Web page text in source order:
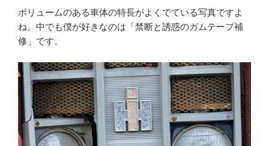
ボリュームのある車体の特長がよくでている写真ですよ
ね。中でも僕が好きなのは「禁断と誘惑のガムテープ補
修」です。